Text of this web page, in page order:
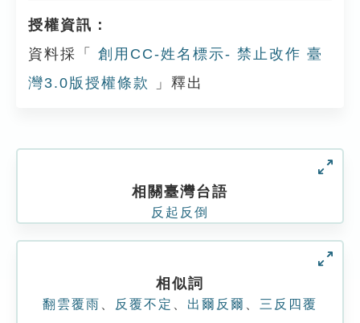
授權資訊：
資料採「
創用CC-姓名標示- 禁止改作 臺
灣3.0版授權條款
」釋出
相關臺灣台語
反起反倒
相似詞
翻雲覆雨 反覆不定 出爾反爾 三反四覆